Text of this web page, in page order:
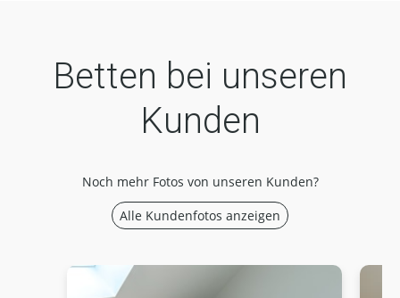
Betten bei unseren
Kunden
Noch mehr Fotos von unseren Kunden?
Alle Kundenfotos anzeigen